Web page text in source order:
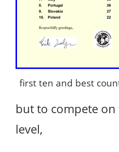
first ten and best
but to compete
level,